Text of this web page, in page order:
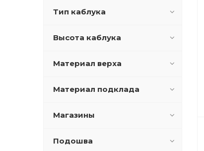
Сандалеты
Сапоги
Слипоны
Туфли Mary Jane
Туфли открытые (ОПН)
Тип каблука
Высота каблука
Материал верха
Материал подклада
Магазины
Подошва